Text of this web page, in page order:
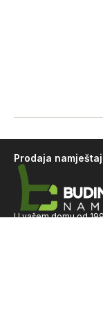
Prodaja
U vašem domu od